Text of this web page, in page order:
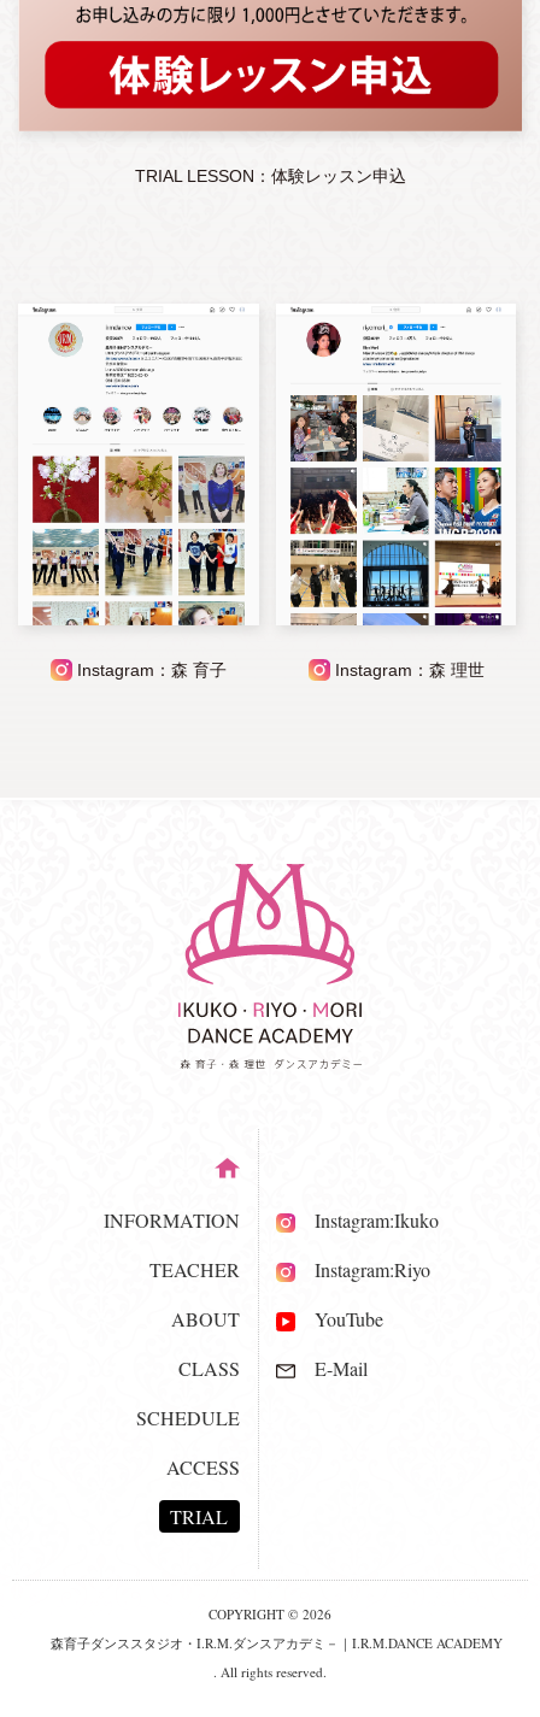
TRIAL LESSON：体験レッスン申込
Instagram：森 育子 Instagram：森 理世
INFORMATION
TEACHER
ABOUT
CLASS
SCHEDULE
ACCESS
TRIAL
Instagram:Ikuko
Instagram:Riyo
YouTube
E-Mail
COPYRIGHT © 2026
森育子ダンススタジオ・I.R.M.ダンスアカデミ－｜I.R.M.DANCE ACADEMY
. All rights reserved.